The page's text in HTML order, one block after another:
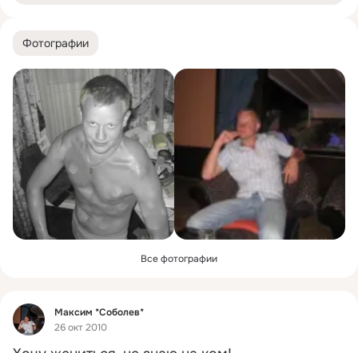
Фотографии
Все фотографии
Фид
Максим *Соболев*
26 окт 2010